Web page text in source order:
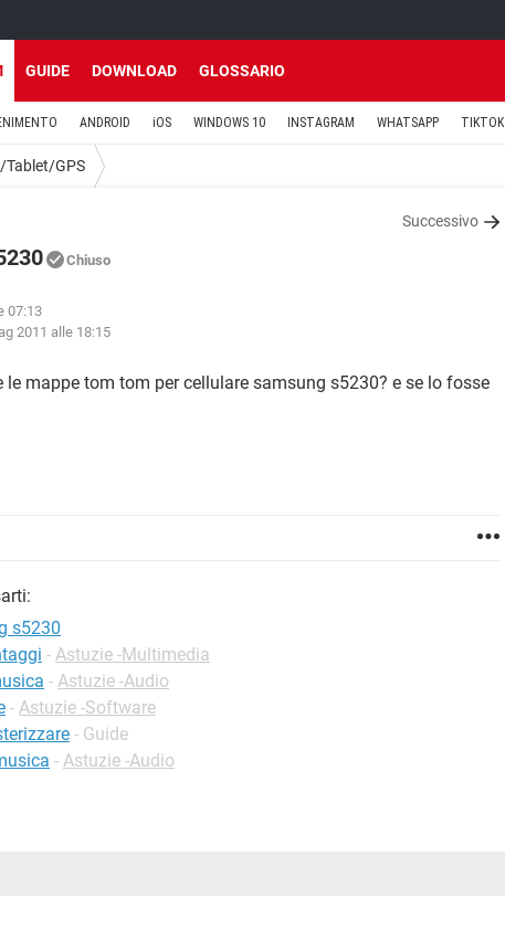
GUIDE DOWNLOAD GLOSSARIO
ANDROID iOS WINDOWS 10 INSTAGRAM WHATSAPP TIKTOK
Tablet/GPS
Successivo
Chiuso
07:13
2011 alle 18:15
le mappe tom tom per cellulare samsung s5230? e se lo fosse
s5230
- Astuzie -Multimedia
- Astuzie -Audio
- Astuzie -Software
- Guide
- Astuzie -Audio